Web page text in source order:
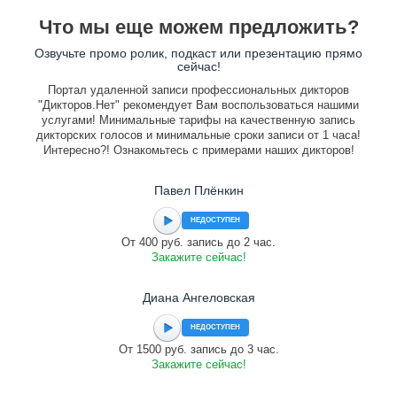
Что мы еще можем предложить?
Озвучьте промо ролик, подкаст или презентацию прямо
сейчас!
Портал удаленной записи профессиональных дикторов
"Дикторов.Нет" рекомендует Вам воспользоваться нашими
услугами! Минимальные тарифы на качественную запись
дикторских голосов и минимальные сроки записи от 1 часа!
Интересно?! Ознакомьтесь с примерами наших дикторов!
Павел Плёнкин
НЕДОСТУПЕН
От 400 руб. запись до 2 час.
Закажите сейчас!
Диана Ангеловская
НЕДОСТУПЕН
От 1500 руб. запись до 3 час.
Закажите сейчас!